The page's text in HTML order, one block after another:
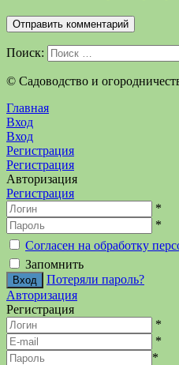
Поиск:
©️ Садоводство и
Главная
Вход
Вход
Регистрация
Регистрация
Авторизация
Регистрация
*
*
Согласен на обработку
Запомнить
Потеряли пароль?
Авторизация
Регистрация
*
*
*